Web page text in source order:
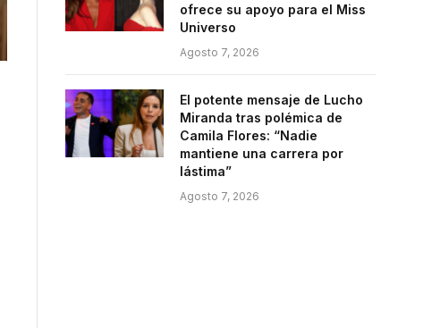
ofrece su apoyo para el Miss
Universo
Agosto 7, 2026
El potente mensaje de Lucho
Miranda tras polémica de
Camila Flores: “Nadie
mantiene una carrera por
lástima”
Agosto 7, 2026